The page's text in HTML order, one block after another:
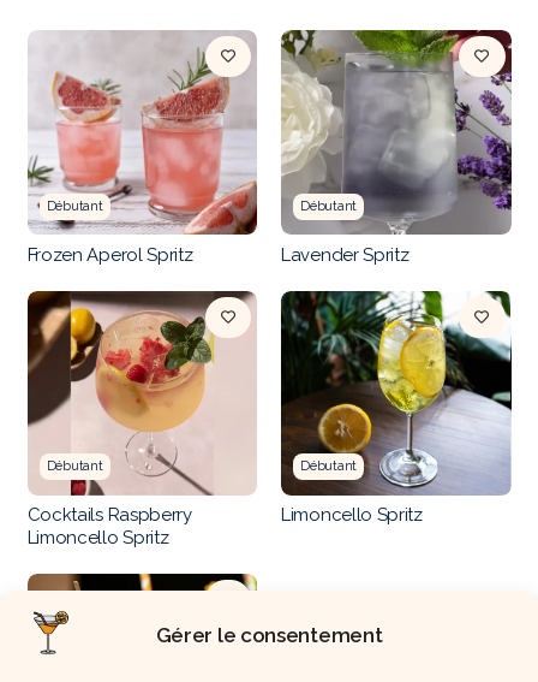
Gérer le consentement
Débutant
Frozen Aperol Spritz
Débutant
Lavender Spritz
Débutant
Cocktails Raspberry
Limoncello Spritz
Débutant
Limoncello Spritz